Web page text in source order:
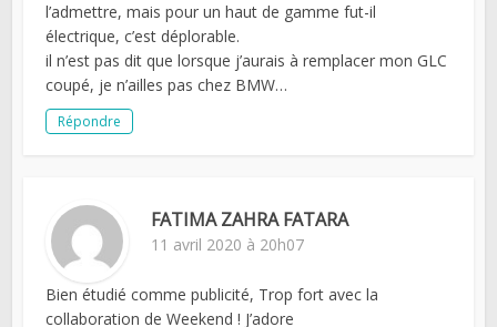
l’admettre, mais pour un haut de gamme fut-il
électrique, c’est déplorable.
il n’est pas dit que lorsque j’aurais à remplacer mon GLC
coupé, je n’ailles pas chez BMW…
Répondre
FATIMA ZAHRA FATARA
11 avril 2020 à 20h07
Bien étudié comme publicité, Trop fort avec la
collaboration de Weekend ! J’adore